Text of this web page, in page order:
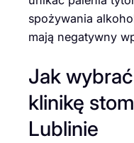
spożywania
mają negatywny
Jak
klinikę
Lublinie